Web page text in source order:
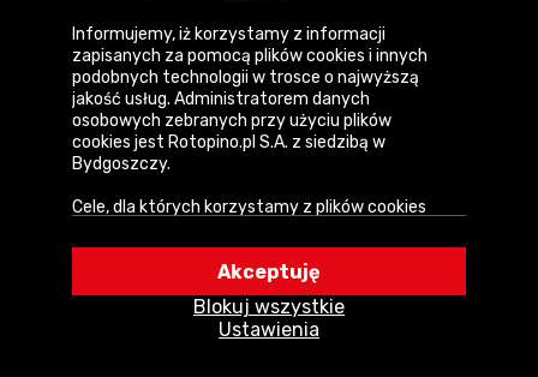
Szczelinomierz 200 mm 17 listków
0,02 - 1 mm Yato YT-7221
-19%
Najniższa cena: 21,25 zł
17,03 zł
netto:13,85 zł
2-3 dni
Do koszyka
Szczelinomierz 200 mm 17
Informujemy, iż korzystamy z informacji
zapisanych za pomocą plików cookies i innych
podobnych technologii w trosce o najwyższą
jakość usług. Administratorem danych
osobowych zebranych przy użyciu plików
cookies jest Rotopino.pl S.A. z siedzibą w
Bydgoszczy.
Cele, dla których korzystamy z plików cookies
• Uwierzytelnienie użytkowników w serwisie,
• Optymalizowanie wydajności i szybkości
działania serwisu i usług,Ustawienia
Blokuj wszystkie
Akceptuję